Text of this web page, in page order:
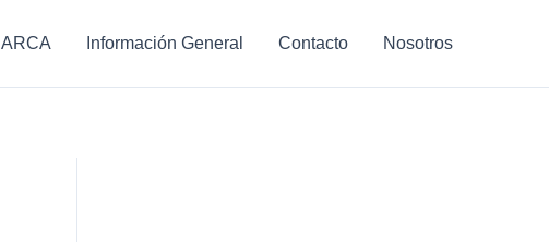
ARCA Información General Contacto Nosotros